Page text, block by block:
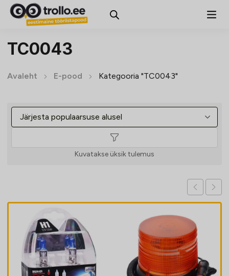
TC0043
Avaleht E-pood Kategooria "TC0043"
Kuvatakse üksik tulemus